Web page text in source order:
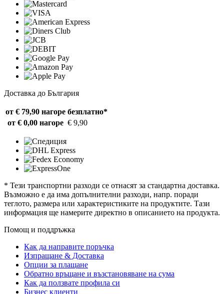
Доставка до България
от € 79,90 нагоре безплатно*
от € 0,00 нагоре € 9,90
* Тези транспортни разходи се отнасят за стандартна доставка.
Възможно е да има допълнителни разходи, напр. поради
теглото, размера или характеристиките на продуктите. Тази
информация ще намерите директно в описанието на продукта.
Помощ и поддръжка
Как да направите поръчка
Изпращане & Доставка
Опции за плащане
Обратно връщане и възстановяване на сума
Как да ползвате профила си
Бизнес клиенти